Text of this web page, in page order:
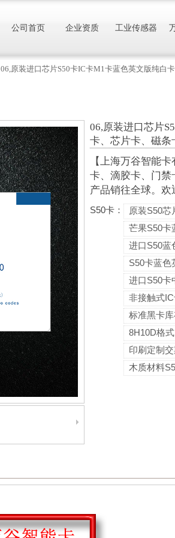
06,原装进口芯片S50卡IC卡M1卡蓝色英文版纯白
06,原装进口芯片
卡、芯片卡、磁条
【上海万谷智能
卡、滴胶卡、门禁
产品销往全球。欢
S50卡： 原装S50芯
芒果S50卡
进口S50蓝
S50卡蓝色
进口S50卡
非接触式
标准黑卡
8H10D格式
印刷定制
木质材料
公司首页 企业资质 工业传感器